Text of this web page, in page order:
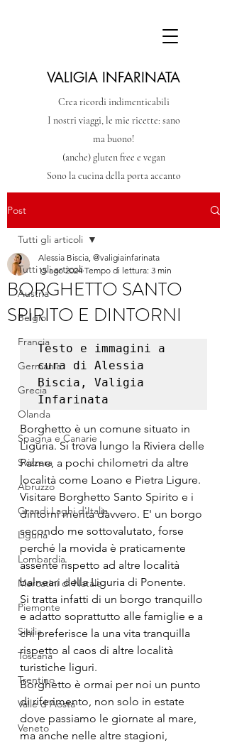
VALIGIA INFARINATA
Crea ricordi indimenticabili
I nostri viaggi, le mie ricette: sano
ma buono!
(anche) gluten free e vegan
Sono la cucina della porta accanto
Post
Tutti gli articoli
Austria
Belgio
Francia
Germania
Grecia
Olanda
Spagna e Canarie
Svizzera
Abruzzo
Grandi Laghi d'Italia
Liguria
Lombardia
Mercatini di Natale
Piemonte
Sicilia
Toscana
Trentino
Valle d'Aosta
Veneto
Tutti gli articoli
BORGHETTO SANTO
SPIRITO E DINTORNI
Alessia Biscia, @valigiainfarinata
15 ago 2024 Tempo di lettura: 3 min
Testo e immagini a
cura di Alessia
Biscia, Valigia
Infarinata
Borghetto è un comune situato in
Liguria. Si trova lungo la Riviera delle
Palme, a pochi chilometri da altre
località come Loano e Pietra Ligure.
Visitare Borghetto Santo Spirito e i
dintorni merita davvero. E' un borgo
secondo me sottovalutato, forse
perché la movida è praticamente
assente rispetto ad altre località
balneari della Liguria di Ponente.
Si tratta infatti di un borgo tranquillo
e adatto soprattutto alle famiglie e a
chi preferisce la una vita tranquilla
rispetto al caos di altre località
turistiche liguri.
Borghetto è ormai per noi un punto
di riferimento, non solo in estate
dove passiamo le giornate al mare,
ma anche nelle altre stagioni,